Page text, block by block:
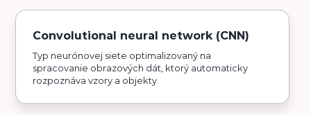
Convolutional neural network (CNN)
Typ neurónovej siete optimalizovaný na
spracovanie obrazových dát, ktorý automaticky
rozpoznáva vzory a objekty.